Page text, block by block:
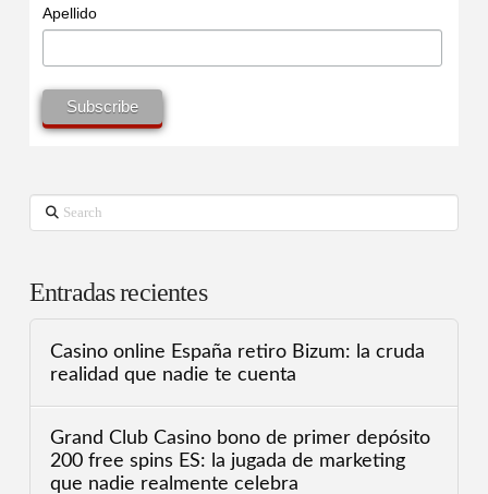
Apellido
Search
Entradas recientes
Casino online España retiro Bizum: la cruda
realidad que nadie te cuenta
Grand Club Casino bono de primer depósito
200 free spins ES: la jugada de marketing
que nadie realmente celebra